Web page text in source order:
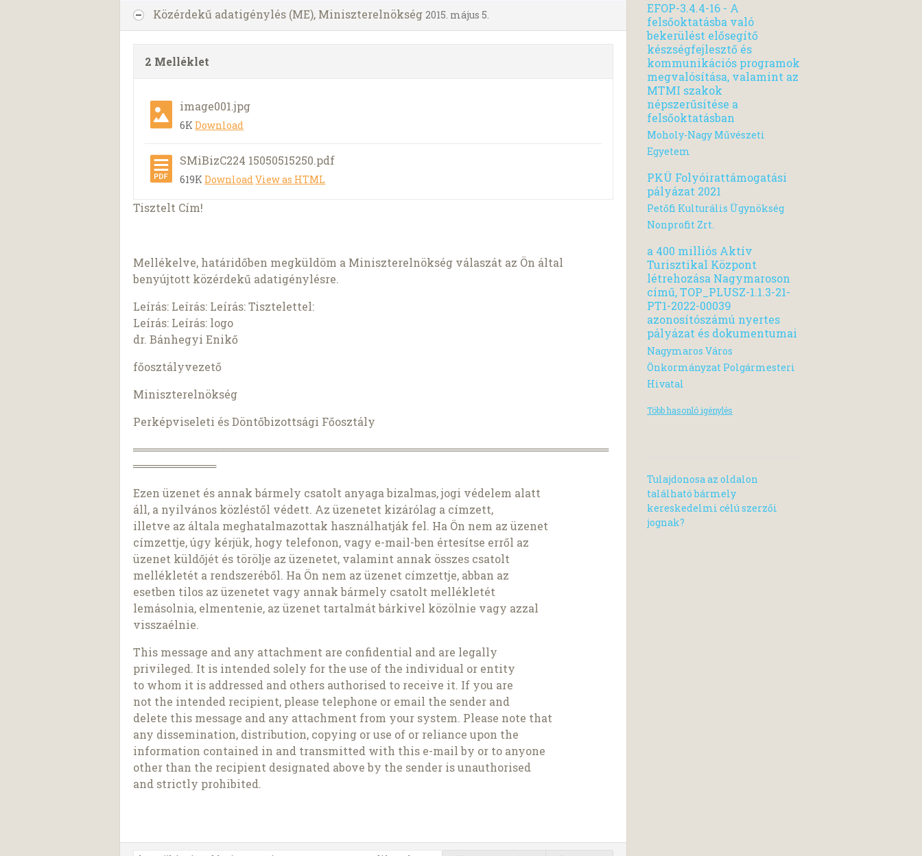
Közérdekű adatigénylés (ME), Miniszterelnökség 2015. május 5.
2 Melléklet
image001.jpg
6KDownload
SMiBizC224 15050515250.pdf
619KDownload View as HTML
Tisztelt Cím!
Mellékelve, határidőben megküldöm a Miniszterelnökség válaszát az Ön által
benyújtott közérdekű adatigénylésre.
Leírás: Leírás: Leírás: Tisztelettel:
Leírás: Leírás: logo
dr. Bánhegyi Enikő
főosztályvezető
Miniszterelnökség
Perképviseleti és Döntőbizottsági Főosztály
═══════════════════════════════════════════════════════════════
═══════════
Ezen üzenet és annak bármely csatolt anyaga bizalmas, jogi védelem alatt
áll, a nyilvános közléstől védett. Az üzenetet kizárólag a címzett,
illetve az általa meghatalmazottak használhatják fel. Ha Ön nem az üzenet
címzettje, úgy kérjük, hogy telefonon, vagy e-mail-ben értesítse erről az
üzenet küldőjét és törölje az üzenetet, valamint annak összes csatolt
mellékletét a rendszeréből. Ha Ön nem az üzenet címzettje, abban az
esetben tilos az üzenetet vagy annak bármely csatolt mellékletét
lemásolnia, elmentenie, az üzenet tartalmát bárkivel közölnie vagy azzal
visszaélnie.
This message and any attachment are confidential and are legally
privileged. It is intended solely for the use of the individual or entity
to whom it is addressed and others authorised to receive it. If you are
not the intended recipient, please telephone or email the sender and
delete this message and any attachment from your system. Please note that
any dissemination, distribution, copying or use of or reliance upon the
information contained in and transmitted with this e-mail by or to anyone
other than the recipient designated above by the sender is unauthorised
and strictly prohibited.
EFOP-3.4.4-16 - A
felsőoktatásba való
bekerülést elősegítő
készségfejlesztő és
kommunikációs programok
megvalósítása, valamint az
MTMI szakok
népszerűsítése a
felsőoktatásban
Moholy-Nagy Művészeti
Egyetem
PKÜ Folyóirattámogatási
pályázat 2021
Petőfi Kulturális Ügynökség
Nonprofit Zrt.
a 400 milliós Aktív
Turisztikal Központ
létrehozása Nagymaroson
című, TOP_PLUSZ-1.1.3-21-
PT1-2022-00039
azonosítószámú nyertes
pályázat és dokumentumai
Nagymaros Város
Önkormányzat Polgármesteri
Hivatal
Több hasonló igénylés
Tulajdonosa az oldalon
található bármely
kereskedelmi célú szerzői
jognak?